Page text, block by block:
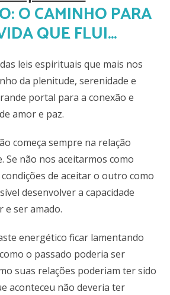
O CAMINHO PARA
QUE FLUI…
leis espirituais que mais nos
da plenitude, serenidade e
portal para a conexão e
amor e paz.
começa sempre na relação
Se não nos aceitarmos como
de aceitar o outro como
desenvolver a capacidade
e ser amado.
energético ficar lamentando
o passado poderia ser
suas relações poderiam ter sido
aconteceu não deveria ter